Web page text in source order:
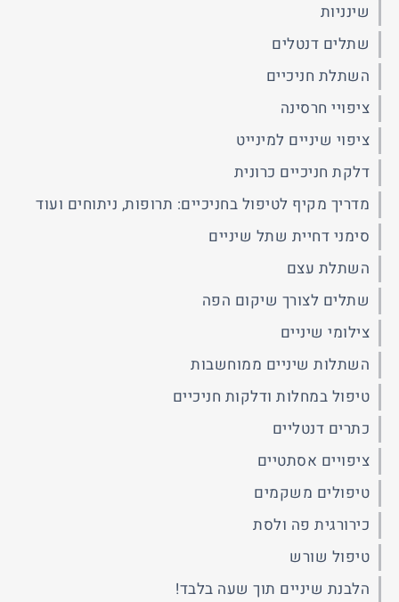
שינניות
שתלים דנטלים
השתלת חניכיים
ציפויי חרסינה
ציפוי שיניים למינייט
דלקת חניכיים כרונית
מדריך מקיף לטיפול בחניכיים: תרופות, ניתוחים ועוד
סימני דחיית שתל שיניים
השתלת עצם
שתלים לצורך שיקום הפה
צילומי שיניים
השתלות שיניים ממוחשבות
טיפול במחלות ודלקות חניכיים
כתרים דנטליים
ציפויים אסתטיים
טיפולים משקמים
כירורגית פה ולסת
טיפול שורש
הלבנת שיניים תוך שעה בלבד!